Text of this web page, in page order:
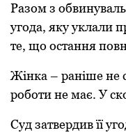
Разом з
угода, яку уклали
те, що остання
Жінка – раніше не
роботи не має. У
Суд затвердив її